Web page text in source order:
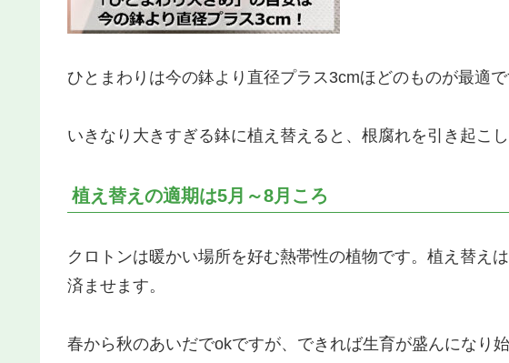
ひとまわりは今の鉢より直径プラス3cmほどのものが最適で
いきなり大きすぎる鉢に植え替えると、根腐れを引き起こ
植え替えの適期は5月～8月ころ
クロトンは暖かい場所を好む熱帯性の植物です。植え替え
済ませます。
春から秋のあいだでokですが、できれば生育が盛んになり